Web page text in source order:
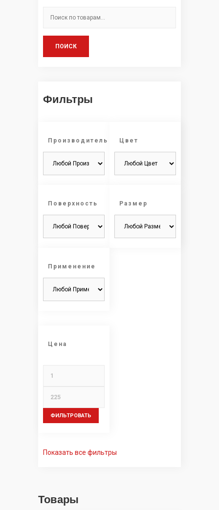
ПОИСК
Фильтры
Производитель Цвет
Поверхность Размер
Применение
Цена
ФИЛЬТРОВАТЬ
Показать все фильтры
Товары